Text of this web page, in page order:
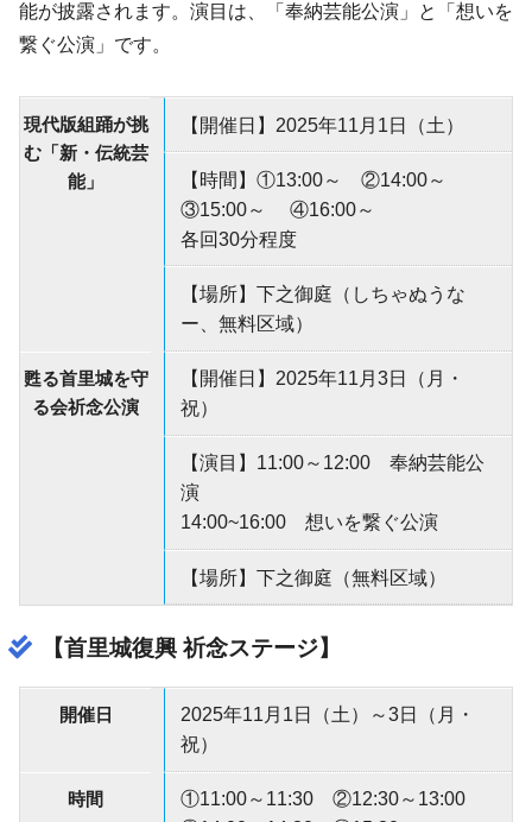
能が披露されます。演目は、「奉納芸能公演」と「想いを
繋ぐ公演」です。
現代版組踊が挑
む「新・伝統芸
能」
【開催日】2025年11月1日（土）
【時間】①13:00～ ②14:00～
③15:00～ ④16:00～
各回30分程度
【場所】下之御庭（しちゃぬうな
ー、無料区域）
甦る首里城を守
る会祈念公演
【開催日】2025年11月3日（月・
祝）
【演目】11:00～12:00 奉納芸能公
演
14:00~16:00 想いを繋ぐ公演
【場所】下之御庭（無料区域）
【首里城復興 祈念ステージ】
開催日
2025年11月1日（土）～3日（月・
祝）
時間
①11:00～11:30 ②12:30～13:00